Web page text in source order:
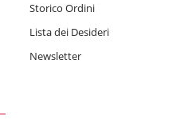
Storico Ordini
Lista dei Desideri
Newsletter